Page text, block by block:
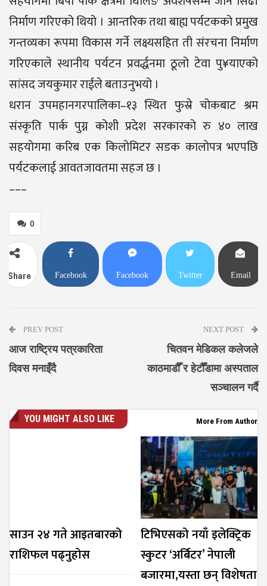
निर्माण गरिएको थियो । आन्तरिक तथा बाह्य पर्यटकको प्रमुख
गन्तव्यका रूपमा विकास गर्ने लक्ष्यसहित ती संरचना निर्माण
गरिएकाले स्थानीय पर्यटन प्रवर्द्धनमा ठूलो टेवा पु¥याएको
सांसद जयकुमार राईले बताउनुभयो ।
धरान उपमहानगरपालिका–१३ स्थित फुस्रे चोकबाट श्रम
संस्कृति पार्क पुग्न कोशी प्रदेश सरकारको रु ४० लाख
सहयोगमा करिब एक किलोमिटर सडक कालोपत्र भएपछि
पर्यटकलाई आवतजावतमा सहज छ ।
–––
0
Share Facebook Facebook Twitter Email
PREV POST
आज राष्ट्रिय पत्रकारिता
दिवस मनाइँदै
NEXT POST
चितवन मेडिकल कलेजले
काठमाडौँ र हेटौँडामा अस्पताल
सञ्चालन गर्दै
YOU MIGHT ALSO LIKE More From Author
साउन २४ गते आइतबारको
राशिफल पढ्नुहोस
टिभिएसको नयाँ इलेक्ट्रिक
स्कुटर ‘अर्बिटर’ नेपाली
बजारमा,यस्ता छन् विशेषता